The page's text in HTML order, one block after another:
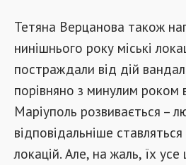
Тетяна Верцанова також
нинішнього року міські
постраждали від дій
порівняно з минулим роком
Маріуполь розвивається –
відповідальніше
локацій. Але, на жаль, їх усе